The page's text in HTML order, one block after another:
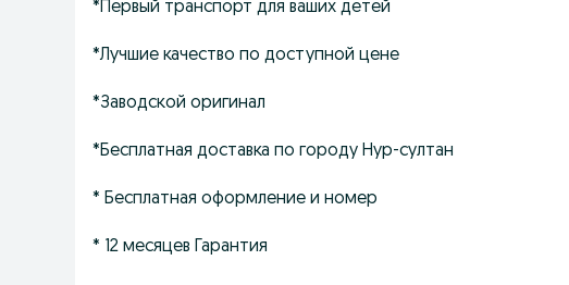
*Первый транспорт для ваших детей
*Лучшие качество по доступной цене
*Заводской оригинал
*Бесплатная доставка по городу Нур-султан
* Бесплатная оформление и номер
* 12 месяцев Гарантия